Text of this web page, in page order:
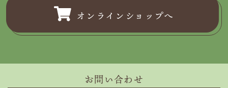
オンラインショップへ
お問い合わせ